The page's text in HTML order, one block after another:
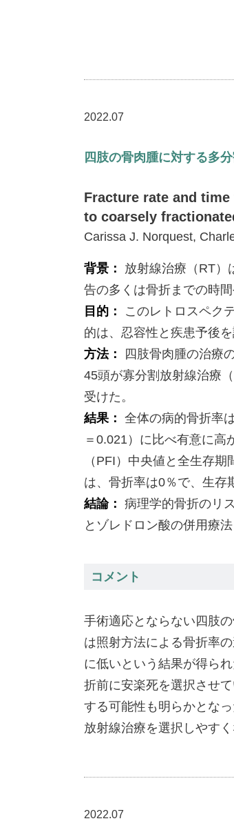
2022.07
四肢の骨肉腫に対する多
Fracture rate and
to coarsely
Carissa J. Norquest,
背景：
放射線治療（RT）
告の多くは骨折までの時
目的：
このレトロスペク
的は、忍容性と疾患予後
方法：
四肢骨肉腫の治療
45頭が寡分割放射線治療
受けた。
結果： 全体の病的骨折率
＝0.021）に比べ有意に
（PFI）中央値と全生存
は、骨折率は0％で、生存
結論： 病理学的骨折のリ
とゾレドロン酸の併用療
コメント
手術適応とならない四肢
は照射方法による骨折率
に低いという結果が得ら
折前に安楽死を選択させ
する可能性も明らかとな
放射線治療を選択しやすく
2022.07